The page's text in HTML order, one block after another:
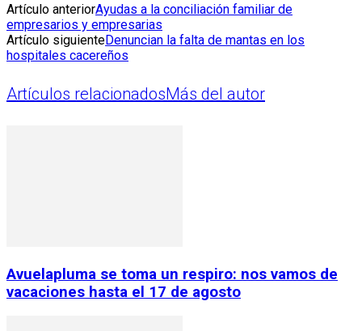
Artículo anteriorAyudas a la conciliación familiar de
empresarios y empresarias
Artículo siguienteDenuncian la falta de mantas en los
hospitales cacereños
Artículos relacionadosMás del autor
Avuelapluma se toma un respiro: nos vamos de
vacaciones hasta el 17 de agosto